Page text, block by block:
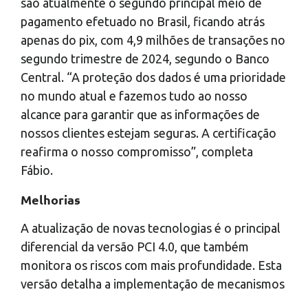
são atualmente o segundo principal meio de
pagamento efetuado no Brasil, ficando atrás
apenas do pix, com 4,9 milhões de transações no
segundo trimestre de 2024, segundo o Banco
Central. “A proteção dos dados é uma prioridade
no mundo atual e fazemos tudo ao nosso
alcance para garantir que as informações de
nossos clientes estejam seguras. A certificação
reafirma o nosso compromisso”, completa
Fábio.
Melhorias
A atualização de novas tecnologias é o principal
diferencial da versão PCI 4.0, que também
monitora os riscos com mais profundidade. Esta
versão detalha a implementação de mecanismos